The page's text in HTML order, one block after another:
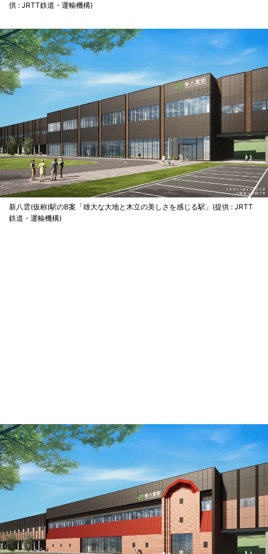
供 : JRTT鉄道・運輸機構)
新八雲(仮称)駅のB案「雄大な大地と木立の美しさを感じる駅」(提供 : JRTT
鉄道・運輸機構)